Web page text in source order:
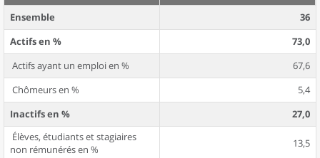
Ensemble
36
Actifs en %
73,0
Actifs ayant un emploi en %
67,6
Chômeurs en %
5,4
Inactifs en %
27,0
Élèves, étudiants et stagiaires
non rémunérés en %
13,5